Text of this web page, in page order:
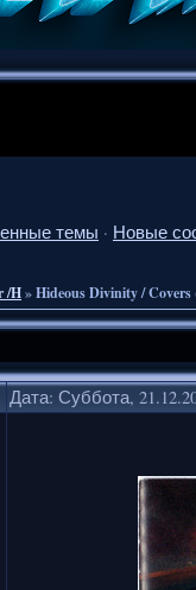
темы · Новые
/H»Hideous Divinity / Covers
Дата: Суббота,